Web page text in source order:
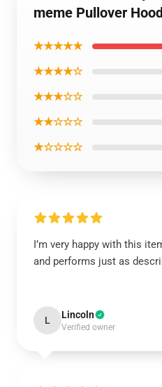
meme Pullover
★★★★★
★★★★☆
★★★☆☆
★★☆☆☆
★☆☆☆☆
I’m very happy with this
and performs just as
L Lincoln
Verified owner